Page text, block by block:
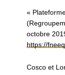
«
octobre
https://
Cosco et